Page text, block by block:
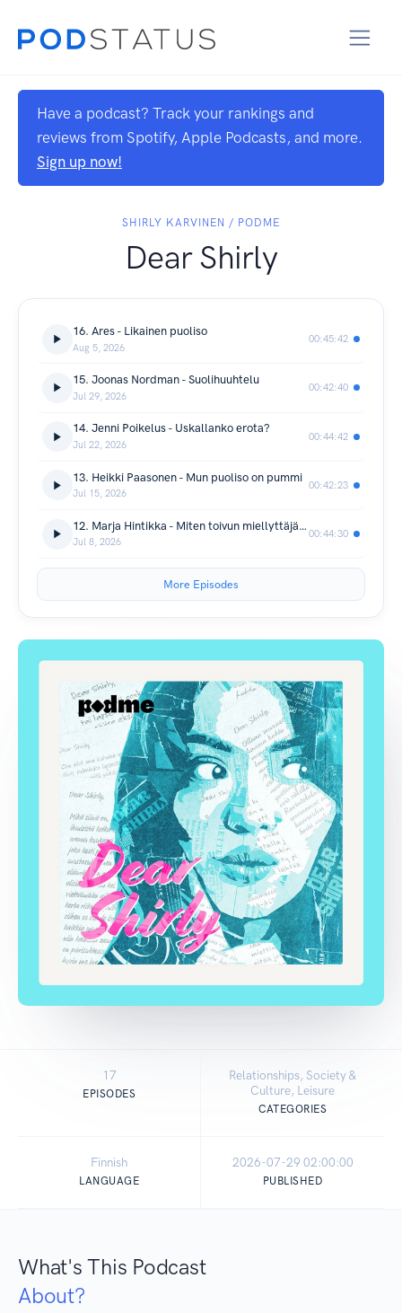
Have a podcast? Track your rankings and
reviews from Spotify, Apple Podcasts, and more.
Sign up now!
SHIRLY KARVINEN / PODME
Dear Shirly
16. Ares - Likainen puoliso
Aug 5, 2026
00:45:42
15. Joonas Nordman - Suolihuuhtelu
Jul 29, 2026
00:42:40
14. Jenni Poikelus - Uskallanko erota?
Jul 22, 2026
00:44:42
13. Heikki Paasonen - Mun puoliso on pummi
Jul 15, 2026
00:42:23
12. Marja Hintikka - Miten toivun miellyttäjästä?
Jul 8, 2026
00:44:30
More Episodes
17
EPISODES
Relationships, Society &
Culture, Leisure
CATEGORIES
Finnish
LANGUAGE
2026-07-29 02:00:00
PUBLISHED
What's This Podcast
About?